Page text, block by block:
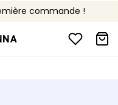
commande !
de 90€